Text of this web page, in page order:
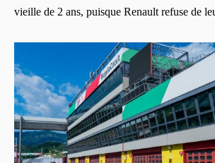
vieille de 2 ans, puisque Renault refuse de